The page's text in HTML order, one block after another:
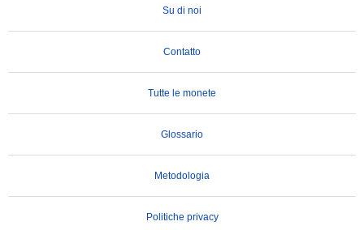
Su di noi
Contatto
Tutte le monete
Glossario
Metodologia
Politiche privacy